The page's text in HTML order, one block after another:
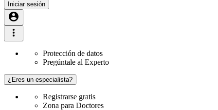
Iniciar sesión
Protección de datos
Pregúntale al Experto
¿Eres un especialista?
Registrarse gratis
Zona para Doctores